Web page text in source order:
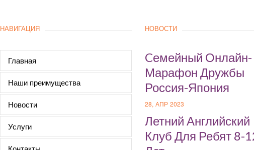
НАВИГАЦИЯ
Главная
Наши преимущества
Новости
Услуги
НОВОСТИ
Cемейный Онлайн-
Марафон Дружбы
Россия-Япония
28, АПР 2023
Летний Английский
Клуб Для Ребят 8-